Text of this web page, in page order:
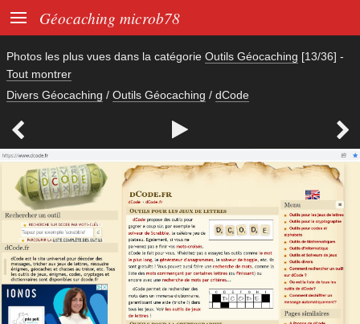
 Géocaching microb78
Photos les plus vues dans la catégorie Outils Géocaching [13/36] -
Tout montrer
Divers Géocaching / Outils Géocaching / dCode
  